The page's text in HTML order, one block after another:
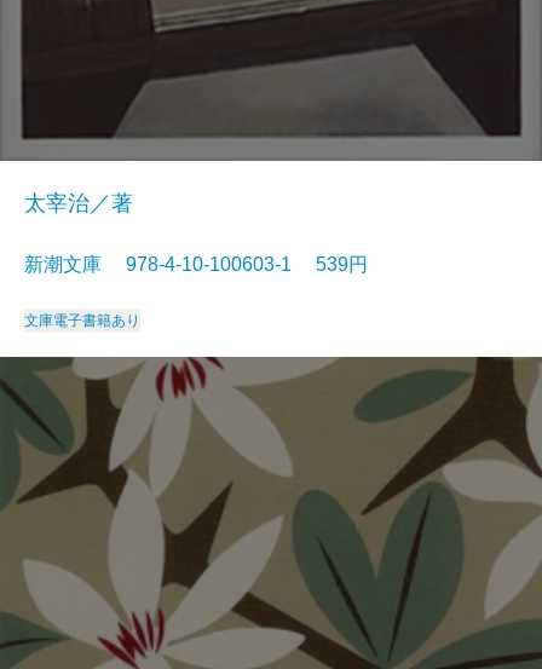
太宰治／著
新潮文庫 978-4-10-100603-1 539円
文庫電子書籍あり